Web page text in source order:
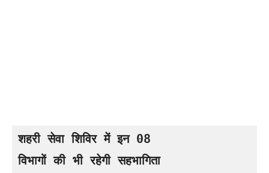
शहरी सेवा शिविर में इन 08
विभागों की भी रहेगी सहभागिता